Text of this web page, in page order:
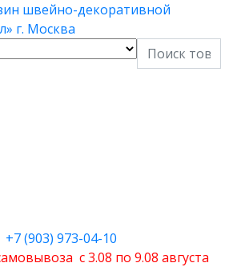
+7 (903) 973-04-10
с 3.08 по 9.08 августа